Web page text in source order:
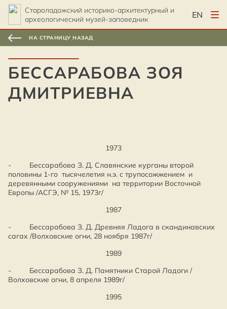
Староладожский историко-архитектурный и
археологический музей-заповедник
EN
НА СТРАНИЦУ НАЗАД
БЕССАРАБОВА ЗОЯ
ДМИТРИЕВНА
1973
- Бессарабова З. Д. Славянские курганы второй
половины 1-го тысячелетия н.э. с трупосожжением и
деревянными сооружениями на территории Восточной
Европы /АСГЭ, № 15, 1973г/
1987
- Бессарабова З. Д. Древняя Ладога в скандинавских
сагах /Волховские огни, 28 ноября 1987г/
1989
- Бессарабова З. Д. Памятники Старой Ладоги /
Волховские огни, 8 апреля 1989г/
1995